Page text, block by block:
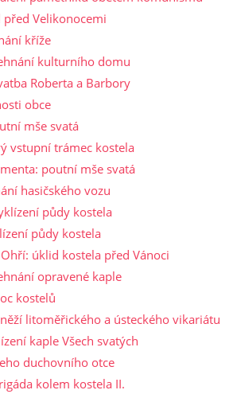
Velikonocemi
kříže
kulturního domu
Roberta a Barbory
obce
mše svatá
vstupní trámec kostela
poutní mše svatá
hasičského vozu
půdy kostela
půdy kostela
úklid kostela před Vánoci
opravené kaple
kostelů
litoměřického a ústeckého vikariátu
kaple Všech svatých
duchovního otce
kolem kostela II.